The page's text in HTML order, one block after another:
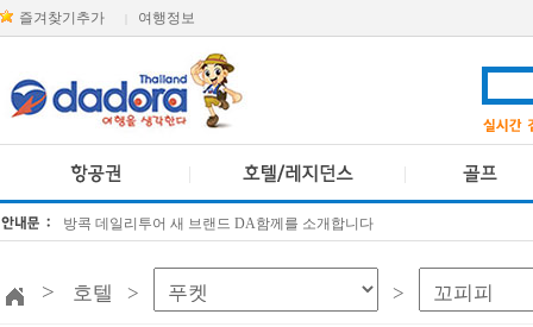
즐겨찾기추가 여행정보
방콕 데일리투어 새 브랜드 DA함께를 소개합니다
> 호텔 > >